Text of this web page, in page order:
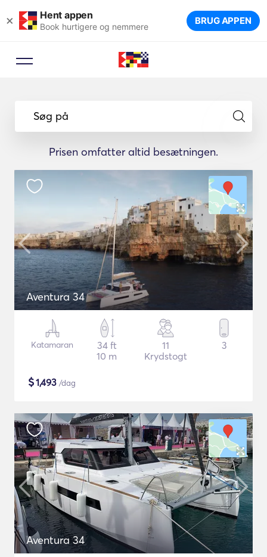
× Hent appen
Book hurtigere og nemmere BRUG APPEN
Søg på
Prisen omfatter altid besætningen.
Aventura 34
Katamaran
34 ft
10 m
11
Krydstogt
3
$1,493 /dag
Aventura 34